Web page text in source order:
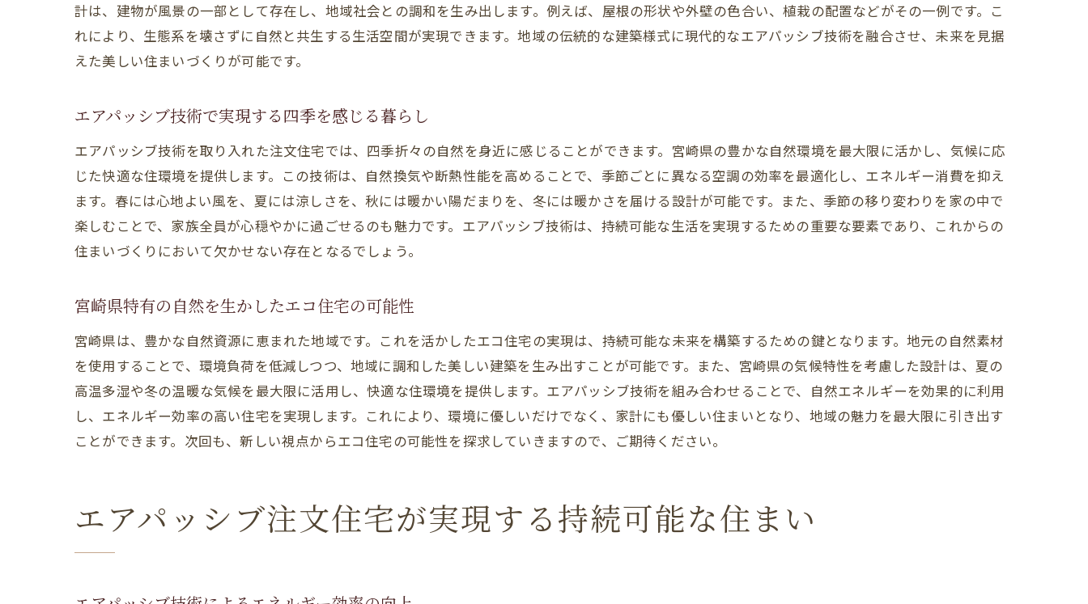
ライフスタイルに合わせたカスタマイズの自由
デザイン性と機能性を両立させた住宅提案
地域文化を反映した独自のデザイン
次世代に受け継ぐための家づくり
健康的で快適なエアパッシブ注文住宅の住環境提案
アレルギーに優しい住まいの工夫
自然素材がもたらす安心感
リラックスできる静音設計の魅力
ストレスフリーな空間作りのポイント
エアパッシブ注文住宅がもたらす新時代のライフスタイル
自分らしさを表現する住まい方
エコ意識を高める日常生活の提案
家族の絆を深める住まいの工夫
計は、建物が風景の一部として存在し、地域社会との調和を生み出します。例えば、屋根の形状や外壁の色合い、植栽の配置などがその一例です。こ
れにより、生態系を壊さずに自然と共生する生活空間が実現できます。地域の伝統的な建築様式に現代的なエアパッシブ技術を融合させ、未来を見据
えた美しい住まいづくりが可能です。
エアパッシブ技術で実現する四季を感じる暮らし
エアパッシブ技術を取り入れた注文住宅では、四季折々の自然を身近に感じることができます。宮崎県の豊かな自然環境を最大限に活かし、気候に応
じた快適な住環境を提供します。この技術は、自然換気や断熱性能を高めることで、季節ごとに異なる空調の効率を最適化し、エネルギー消費を抑え
ます。春には心地よい風を、夏には涼しさを、秋には暖かい陽だまりを、冬には暖かさを届ける設計が可能です。また、季節の移り変わりを家の中で
楽しむことで、家族全員が心穏やかに過ごせるのも魅力です。エアパッシブ技術は、持続可能な生活を実現するための重要な要素であり、これからの
住まいづくりにおいて欠かせない存在となるでしょう。
宮崎県特有の自然を生かしたエコ住宅の可能性
宮崎県は、豊かな自然資源に恵まれた地域です。これを活かしたエコ住宅の実現は、持続可能な未来を構築するための鍵となります。地元の自然素材
を使用することで、環境負荷を低減しつつ、地域に調和した美しい建築を生み出すことが可能です。また、宮崎県の気候特性を考慮した設計は、夏の
高温多湿や冬の温暖な気候を最大限に活用し、快適な住環境を提供します。エアパッシブ技術を組み合わせることで、自然エネルギーを効果的に利用
し、エネルギー効率の高い住宅を実現します。これにより、環境に優しいだけでなく、家計にも優しい住まいとなり、地域の魅力を最大限に引き出す
ことができます。次回も、新しい視点からエコ住宅の可能性を探求していきますので、ご期待ください。
エアパッシブ注文住宅が実現する持続可能な住まい